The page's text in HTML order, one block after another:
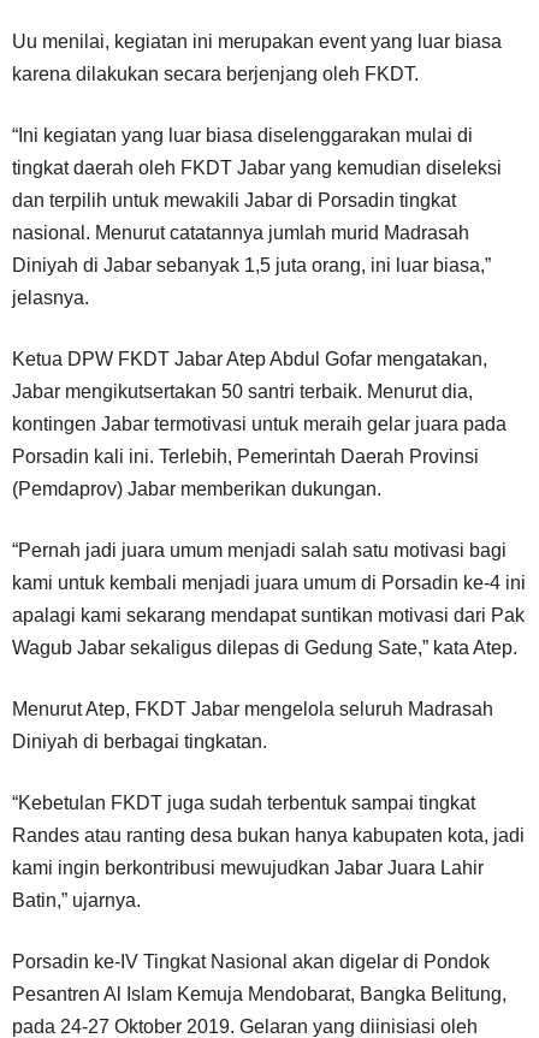
Uu menilai, kegiatan ini merupakan event yang luar biasa
karena dilakukan secara berjenjang oleh FKDT.
“Ini kegiatan yang luar biasa diselenggarakan mulai di
tingkat daerah oleh FKDT Jabar yang kemudian diseleksi
dan terpilih untuk mewakili Jabar di Porsadin tingkat
nasional. Menurut catatannya jumlah murid Madrasah
Diniyah di Jabar sebanyak 1,5 juta orang, ini luar biasa,”
jelasnya.
Ketua DPW FKDT Jabar Atep Abdul Gofar mengatakan,
Jabar mengikutsertakan 50 santri terbaik. Menurut dia,
kontingen Jabar termotivasi untuk meraih gelar juara pada
Porsadin kali ini. Terlebih, Pemerintah Daerah Provinsi
(Pemdaprov) Jabar memberikan dukungan.
“Pernah jadi juara umum menjadi salah satu motivasi bagi
kami untuk kembali menjadi juara umum di Porsadin ke-4 ini
apalagi kami sekarang mendapat suntikan motivasi dari Pak
Wagub Jabar sekaligus dilepas di Gedung Sate,” kata Atep.
Menurut Atep, FKDT Jabar mengelola seluruh Madrasah
Diniyah di berbagai tingkatan.
“Kebetulan FKDT juga sudah terbentuk sampai tingkat
Randes atau ranting desa bukan hanya kabupaten kota, jadi
kami ingin berkontribusi mewujudkan Jabar Juara Lahir
Batin,” ujarnya.
Porsadin ke-IV Tingkat Nasional akan digelar di Pondok
Pesantren Al Islam Kemuja Mendobarat, Bangka Belitung,
pada 24-27 Oktober 2019. Gelaran yang diinisiasi oleh